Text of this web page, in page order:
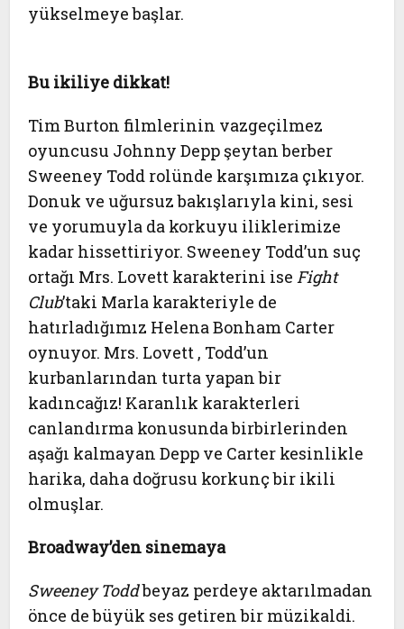
yükselmeye başlar.
Bu ikiliye dikkat!
Tim Burton filmlerinin vazgeçilmez
oyuncusu Johnny Depp şeytan berber
Sweeney Todd rolünde karşımıza çıkıyor.
Donuk ve uğursuz bakışlarıyla kini, sesi
ve yorumuyla da korkuyu iliklerimize
kadar hissettiriyor. Sweeney Todd’un suç
ortağı Mrs. Lovett karakterini iseFight
Club’taki Marla karakteriyle de
hatırladığımız Helena Bonham Carter
oynuyor. Mrs. Lovett , Todd’un
kurbanlarından turta yapan bir
kadıncağız! Karanlık karakterleri
canlandırma konusunda birbirlerinden
aşağı kalmayan Depp ve Carter kesinlikle
harika, daha doğrusu korkunç bir ikili
olmuşlar.
Broadway’den sinemaya
Sweeney Toddbeyaz perdeye aktarılmadan
önce de büyük ses getiren bir müzikaldi.